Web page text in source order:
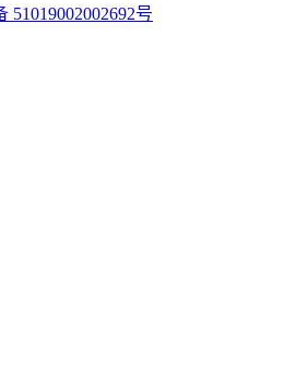
51019002002692号